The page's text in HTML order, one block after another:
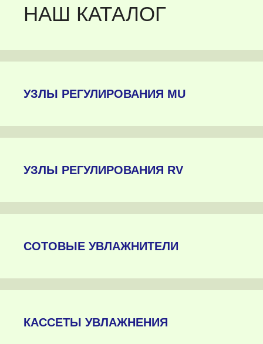
НАШ КАТАЛОГ
УЗЛЫ РЕГУЛИРОВАНИЯ MU
УЗЛЫ РЕГУЛИРОВАНИЯ RV
СОТОВЫЕ УВЛАЖНИТЕЛИ
КАССЕТЫ УВЛАЖНЕНИЯ